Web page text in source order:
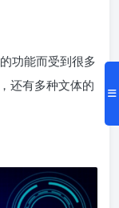
功能而受到很多
还有多种文体的